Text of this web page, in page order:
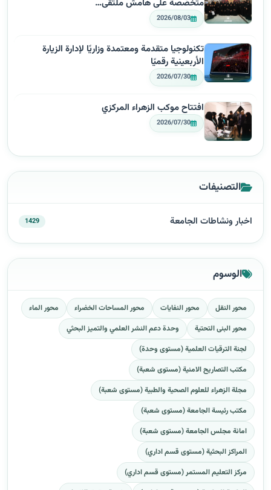
متخصّصة على هامش ملتقى…
2026/08/03
تكنولوجيا متقدمة ومعتمدة وزاريًا لإدارة الزيارة
الأربعينية رقميًا
2026/07/30
افتتاح موكب الزهراء المركزي
2026/07/30
التصنيفات
اخبار ونشاطات الجامعة 1429
الوسوم
محور النقل محور النفايات محور المساحات الخضراء
محور الماء
محور البنى التحتية
وحدة دعم النشر العلمي والتميز البحثي
لجنة الترقيات العلمية (مستوى وحدة)
مكتب التصاريح الامنية (مستوى شعبة)
مجلة الزهراء للعلوم الصحية والطبية (مستوى شعبة)
مكتب رئيسة الجامعة (مستوى شعبة)
امانة مجلس الجامعة (مستوى شعبة)
المراكز البحثية (مستوى قسم اداري)
مركز التعليم المستمر (مستوى قسم اداري)